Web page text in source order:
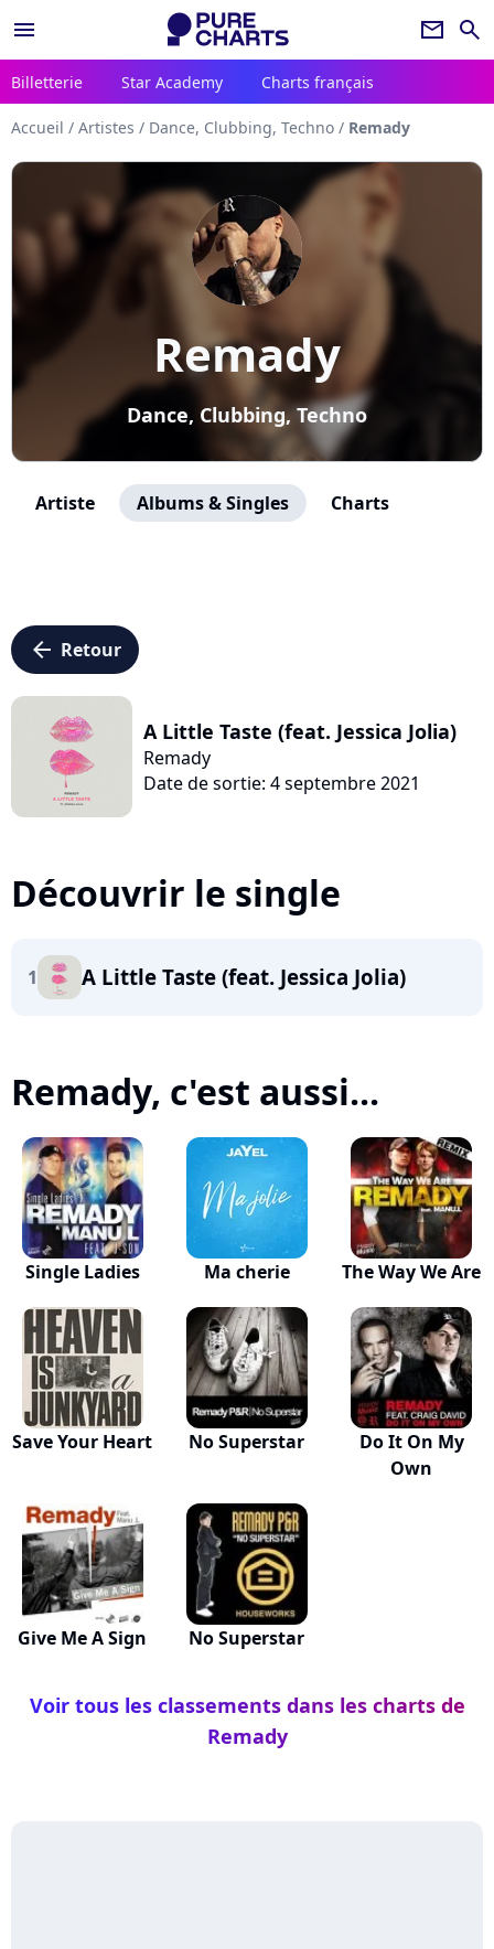
menu newsletter search
Billetterie Star Academy Charts français
Accueil / Artistes / Dance, Clubbing, Techno / Remady
Remady
Dance, Clubbing, Techno
Artiste Albums & Singles Charts
arrow_left Retour
A Little Taste (feat. Jessica Jolia)
Remady
Date de sortie: 4 septembre 2021
Découvrir le single
1 A Little Taste (feat. Jessica Jolia)
Remady, c'est aussi...
Single Ladies Ma cherie The Way We Are
Save Your Heart No Superstar
Do It On My
Own
Give Me A Sign No Superstar
Voir tous les classements dans les charts de
Remady